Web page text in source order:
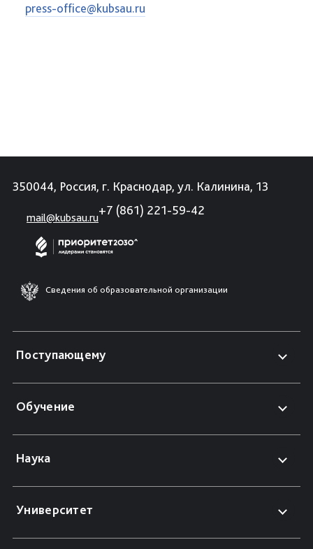
press-office@kubsau.ru
350044, Россия, г. Краснодар, ул. Калинина, 13
mail@kubsau.ru
+7 (861) 221-59-42
Сведения об образовательной организации
Поступающему
Обучение
Наука
Университет